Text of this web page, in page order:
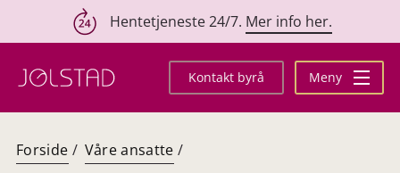
innhold
Hentetjeneste 24/7. Mer info her.
Kontakt byrå Meny
Forside / Våre ansatte /